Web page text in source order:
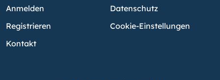
Anmelden
Registrieren
Kontakt
Datenschutz
Cookie-Einstellungen